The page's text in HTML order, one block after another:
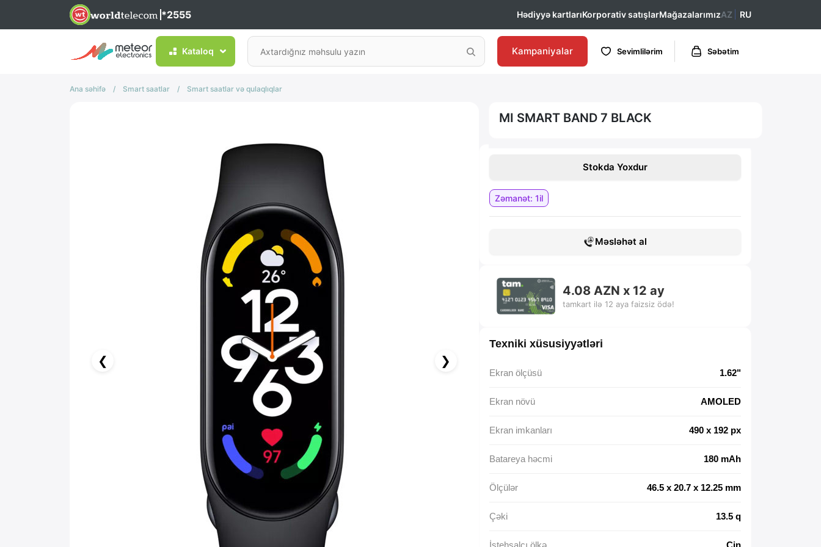
*2555 Hədiyyə kartlarıKorporativ satışlarMağazalarımızAZ RU
Kataloq Kampaniyalar Sevimlilərim Səbətim
Ana səhifə / Smart saatlar / Smart saatlar və qulaqlıqlar
❮ ❯
MI SMART BAND 7 BLACK
Stokda Yoxdur
Zəmanət: 1il
Məsləhət al
4.08 AZN x 12 ay
albalikart ilə 12 aya faizsiz ödə!
4.08 AZN x 12 ay
tamkart ilə 12 aya faizsiz ödə!
Texniki xüsusiyyətləri
Ekran ölçüsü 1.62"
Ekran növü AMOLED
Ekran imkanları 490 x 192 px
Batareya həcmi 180 mAh
Ölçülər 46.5 x 20.7 x 12.25 mm
Çəki 13.5 q
İstehsalçı ölkə Çin